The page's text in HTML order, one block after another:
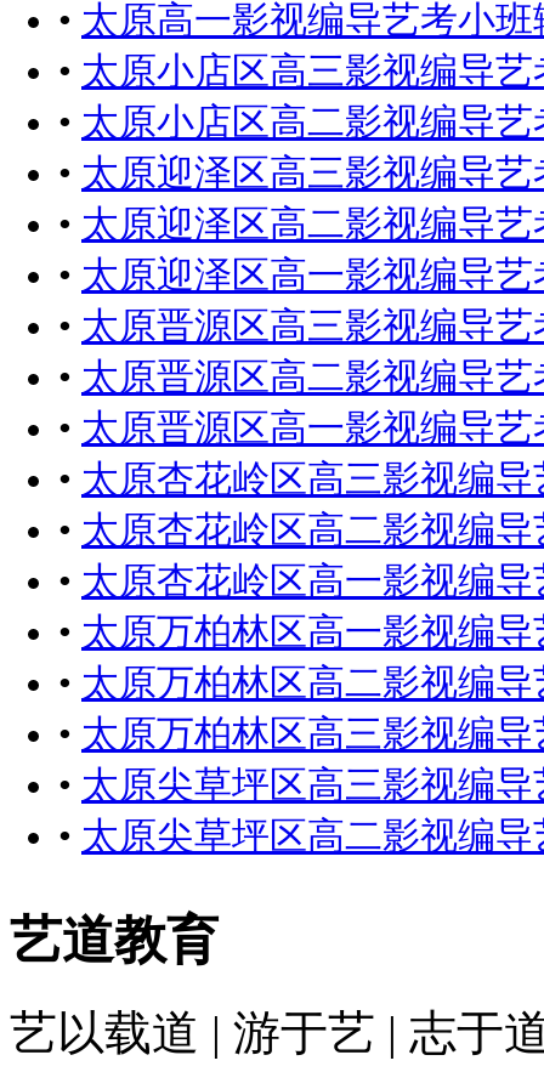
• 太原高一影视编导艺考小班
• 太原小店区高三影视编导
• 太原小店区高二影视编导
• 太原迎泽区高三影视编导
• 太原迎泽区高二影视编导
• 太原迎泽区高一影视编导
• 太原晋源区高三影视编导
• 太原晋源区高二影视编导
• 太原晋源区高一影视编导
• 太原杏花岭区高三影视编
• 太原杏花岭区高二影视编
• 太原杏花岭区高一影视编
• 太原万柏林区高一影视编
• 太原万柏林区高二影视编
• 太原万柏林区高三影视编
• 太原尖草坪区高三影视编
• 太原尖草坪区高二影视编
艺道教育
艺以载道 | 游于艺 | 志于